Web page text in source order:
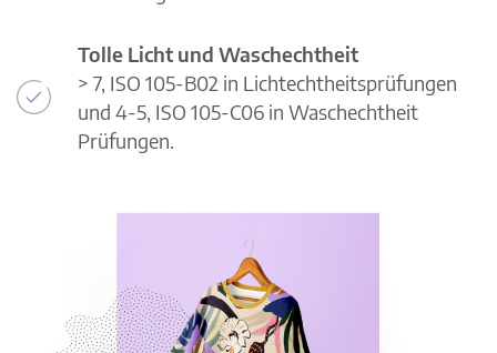
Tolle Licht und Waschechtheit
> 7, ISO 105-B02 in Lichtechtheitsprüfungen
und 4-5, ISO 105-C06 in Waschechtheit
Prüfungen.